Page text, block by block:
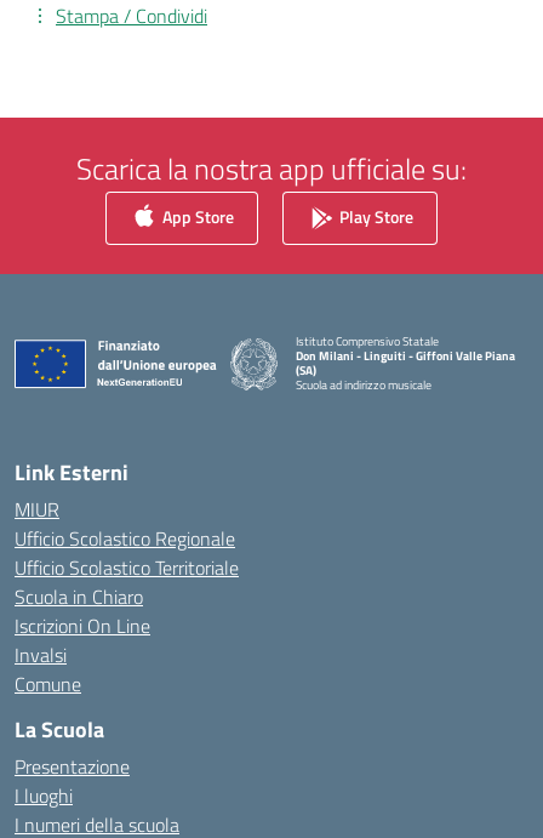
Stampa / Condividi
Scarica la nostra app ufficiale su:
App Store Play Store
Istituto Comprensivo Statale
Don Milani - Linguiti - Giffoni Valle Piana
(SA)
Scuola ad indirizzo musicale
Link Esterni
MIUR
Ufficio Scolastico Regionale
Ufficio Scolastico Territoriale
Scuola in Chiaro
Iscrizioni On Line
Invalsi
Comune
La Scuola
Presentazione
I luoghi
I numeri della scuola